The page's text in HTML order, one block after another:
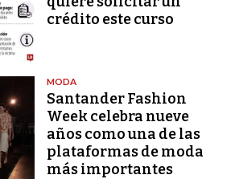
crédito este curso
MODA
Santander Fashion
Week celebra nueve
años como una de las
plataformas de moda
más importantes